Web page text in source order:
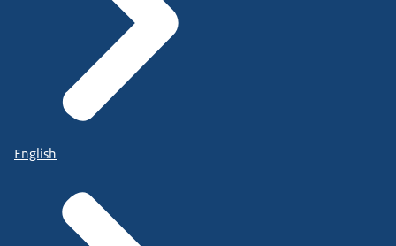
English